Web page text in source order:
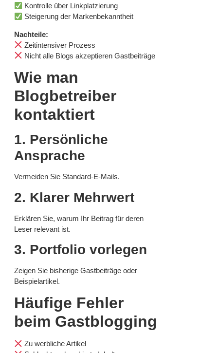
Kontrolle über Linkplatzierung
Steigerung der Markenbekanntheit
Nachteile:
Zeitintensiver Prozess
Nicht alle Blogs akzeptieren Gastbeiträge
Wie man
Blogbetreiber
kontaktiert
1. Persönliche
Ansprache
Vermeiden Sie Standard-E-Mails.
2. Klarer Mehrwert
Erklären Sie, warum Ihr Beitrag für deren
Leser relevant ist.
3. Portfolio vorlegen
Zeigen Sie bisherige Gastbeiträge oder
Beispielartikel.
Häufige Fehler
beim Gastblogging
Zu werbliche Artikel